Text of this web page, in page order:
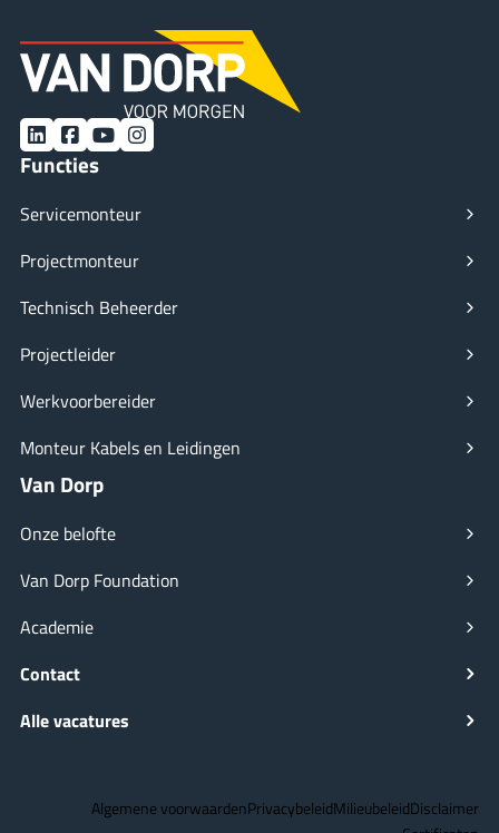
LinkedIn Facebook YouTube Instagram
Functies
Servicemonteur
Projectmonteur
Technisch Beheerder
Projectleider
Werkvoorbereider
Monteur Kabels en Leidingen
Van Dorp
Onze belofte
Van Dorp Foundation
Academie
Contact
Alle vacatures
Algemene voorwaardenPrivacybeleidMilieubeleidDisclaimer